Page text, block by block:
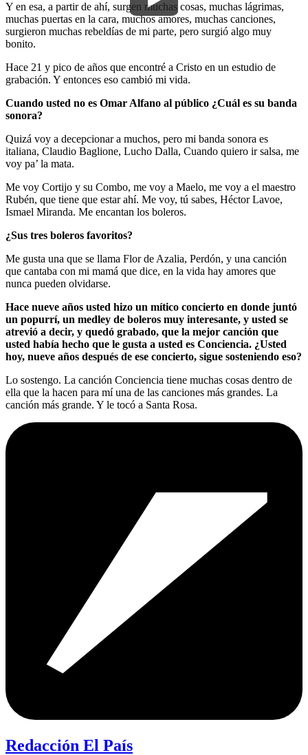
Y en esa, a partir de ahí, surgen muchas cosas, muchas lágrimas,
muchas puertas en la cara, muchos amores, muchas canciones,
surgieron muchas rebeldías de mi parte, pero surgió algo muy
bonito.
Hace 21 y pico de años que encontré a Cristo en un estudio de
grabación. Y entonces eso cambió mi vida.
Cuando usted no es Omar Alfano al público ¿Cuál es su banda
sonora?
Quizá voy a decepcionar a muchos, pero mi banda sonora es
italiana, Claudio Baglione, Lucho Dalla, Cuando quiero ir salsa, me
voy pa’ la mata.
Me voy Cortijo y su Combo, me voy a Maelo, me voy a el maestro
Rubén, que tiene que estar ahí. Me voy, tú sabes, Héctor Lavoe,
Ismael Miranda. Me encantan los boleros.
¿Sus tres boleros favoritos?
Me gusta una que se llama Flor de Azalia, Perdón, y una canción
que cantaba con mi mamá que dice, en la vida hay amores que
nunca pueden olvidarse.
Hace nueve años usted hizo un mítico concierto en donde juntó
un popurrí, un medley de boleros muy interesante, y usted se
atrevió a decir, y quedó grabado, que la mejor canción que
usted había hecho que le gusta a usted es Conciencia. ¿Usted
hoy, nueve años después de ese concierto, sigue sosteniendo eso?
Lo sostengo. La canción Conciencia tiene muchas cosas dentro de
ella que la hacen para mí una de las canciones más grandes. La
canción más grande. Y le tocó a Santa Rosa.
Redacción El País